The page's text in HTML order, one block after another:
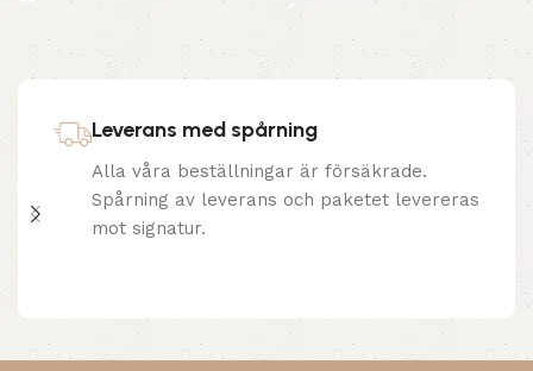
Leverans med spårning
Alla våra beställningar är försäkrade.
Spårning av leverans och paketet levereras
mot signatur.